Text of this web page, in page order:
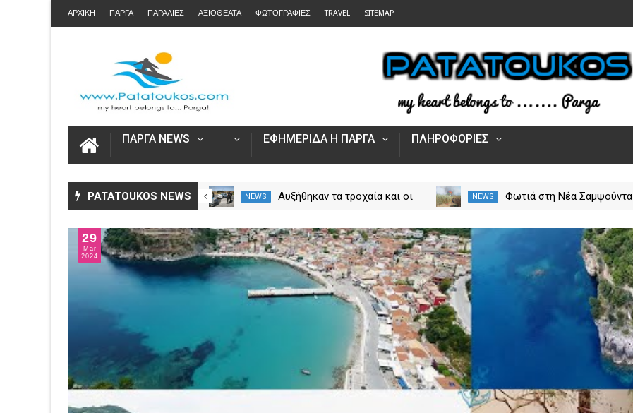
ΑΡΧΙΚΗ ΠΑΡΓΑ ΠΑΡΑΛΙΕΣ ΑΞΙΟΘΕΑΤΑ ΦΩΤΟΓΡΑΦΙΕΣ TRAVEL SITEMAP
ΠΑΡΓΑ NEWS ΕΦΗΜΕΡΙΔΑ Η ΠΑΡΓΑ ΠΛΗΡΟΦΟΡΙΕΣ
PATATOUKOS NEWS
Άνοιξε η πλατφόρμα myAGRO
για τις αγροτικές ενισχύσεις
Ενιαία Αίτηση Ενίσχυσης
NEWS
Αυξήθηκαν τα τροχαία και οι
NEWS
Φωτιά στη Νέα Σαμψούντα
29
Mar
2024